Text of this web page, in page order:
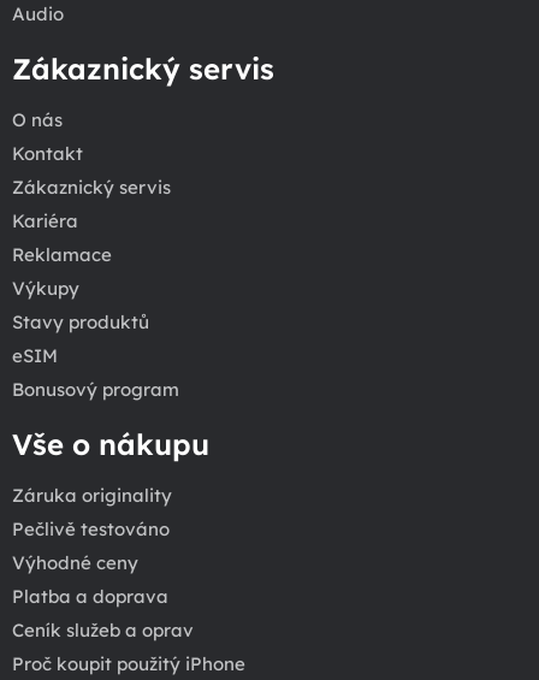
Audio
Zákaznický servis
O nás
Kontakt
Zákaznický servis
Kariéra
Reklamace
Výkupy
Stavy produktů
eSIM
Bonusový program
Vše o nákupu
Záruka originality
Pečlivě testováno
Výhodné ceny
Platba a doprava
Ceník služeb a oprav
Proč koupit použitý iPhone